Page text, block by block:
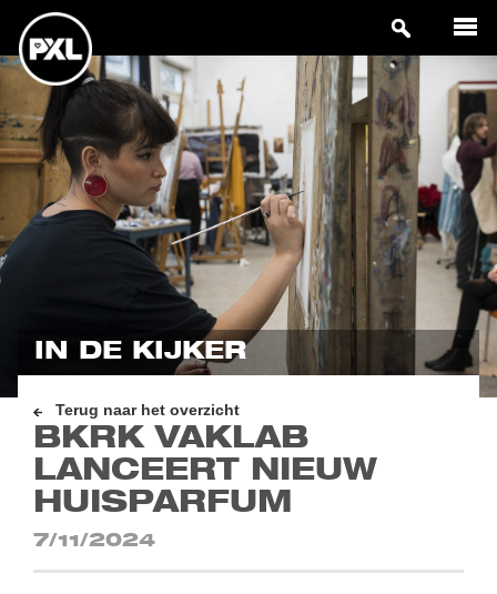
IN DE KIJKER
Terug naar het overzicht
BKRK VAKLAB
LANCEERT NIEUW
HUISPARFUM
7/11/2024